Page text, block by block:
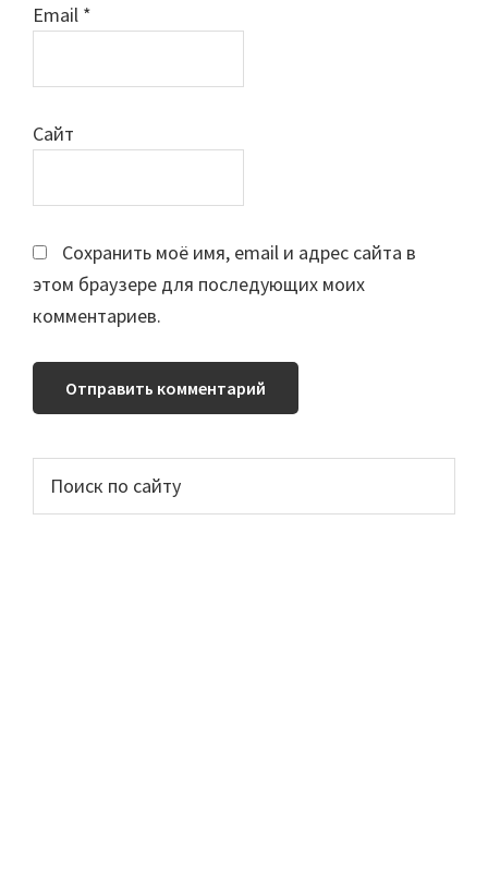
Email *
Сайт
Сохранить моё имя, email и адрес сайта в
этом браузере для последующих моих
комментариев.
Основной
сайдбар